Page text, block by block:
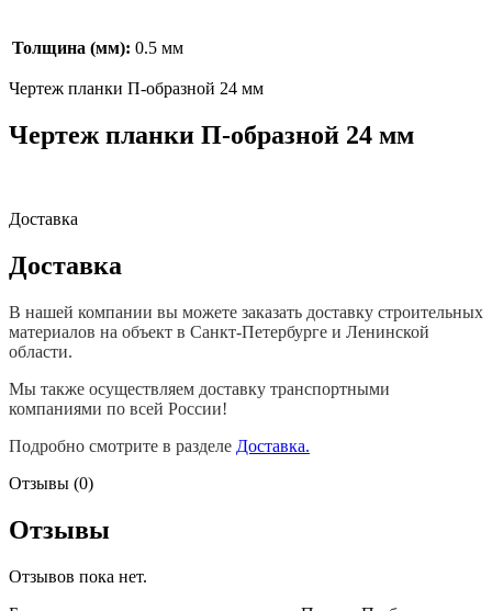
Толщина (мм): 0.5 мм
Чертеж планки П-образной 24 мм
Чертеж планки П-образной 24 мм
Доставка
Доставка
В нашей компании вы можете заказать доставку строительных
материалов на объект в Санкт-Петербурге и Ленинской
области.
Мы также осуществляем доставку транспортными
компаниями по всей России!
Подробно смотрите в разделе Доставка.
Отзывы (0)
Отзывы
Отзывов пока нет.